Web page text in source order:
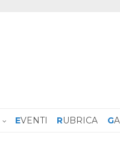
EVENTI RUBRICA